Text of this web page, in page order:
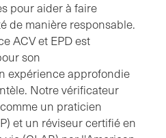
pour aider à faire
de manière responsable.
ACV et EPD est
son
expérience approfondie
Notre vérificateur
un praticien
et un réviseur certifié en